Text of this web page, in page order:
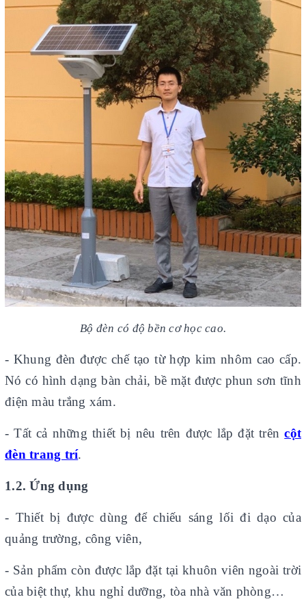
Bộ đèn có độ bền cơ học cao.
- Khung đèn được chế tạo từ hợp kim nhôm cao cấp.
Nó có hình dạng bàn chải, bề mặt được phun sơn tĩnh
điện màu trắng xám.
- Tất cả những thiết bị nêu trên được lắp đặt trêncột
đèn trang trí.
1.2. Ứng dụng
- Thiết bị được dùng để chiếu sáng lối đi dạo của
quảng trường, công viên,
- Sản phẩm còn được lắp đặt tại khuôn viên ngoài trời
của biệt thự, khu nghỉ dưỡng, tòa nhà văn phòng…